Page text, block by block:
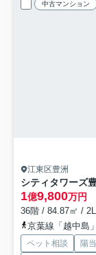
中古マンション
江東区豊洲
シティタワーズ
1億9,800万円
36階 / 84.87㎡ /
京葉線「越中島
ペット相談 陽